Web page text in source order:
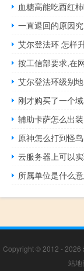
血糖高能吃西红
一直退回的原因
艾尔登法环 怎样
艾尔登法环级别
刚才购买了一个
辅助卡萨怎么出装
原神怎么打到怪鸟
云服务器上可以
所属单位是什么
Copyright © 2012 - 2026
站地